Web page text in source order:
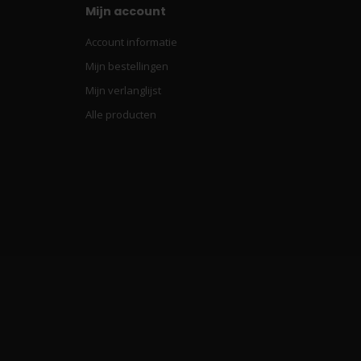
Mijn account
Account informatie
Mijn bestellingen
Mijn verlanglijst
Alle producten